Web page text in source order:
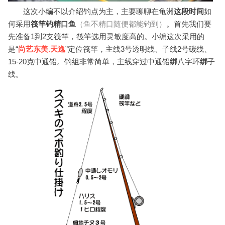
这次小编不以介绍钓点为主，主要聊聊在龟洲这段时间如
何采用筏竿钓精口鱼 （鱼不精口随便都能钓到）
。首先我们要
先准备1到2支筏竿，筏竿选用灵敏度高的。小编这次采用的
是“尚艺东美.天逸”定位筏竿，主线3号透明线、子线2号碳线、
15-20克中通铅。 钓组非常简单，主线穿过中通铅绑八字环绑子
线。